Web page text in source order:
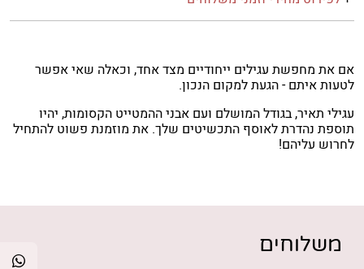
אם את מחפשת עגילים ייחודיים מצד אחד, וכאלה שאי אפשר
לטעות איתם - הגעת למקום הנכון.
עגילי תאיר, בגודל המושלם ועם אבני ההמטייט הקסומות, יהיו
תוספת נהדרת לאוסף התכשיטים שלך. את מוזמנת פשוט להתחיל
לחרוש עליהם!
משלוחים